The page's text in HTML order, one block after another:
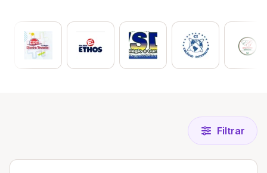
Filtrar